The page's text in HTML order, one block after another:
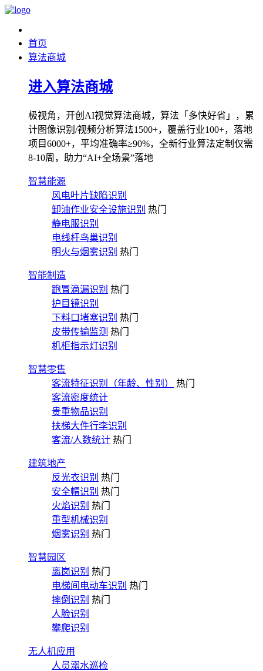
首页
算法商城
进入算法商城
极视角，开创AI视觉算法商城，算法「多快好省」，累
计图像识别/视频分析算法1500+，覆盖行业100+，落地
项目6000+，平均准确率≥90%，全新行业算法定制仅需
8-10周，助力“AI+全场景”落地
智慧能源
风电叶片缺陷识别
卸油作业安全设施识别 热门
静电服识别
电线杆鸟巢识别
明火与烟雾识别 热门
智能制造
跑冒滴漏识别 热门
护目镜识别
下料口堵塞识别 热门
皮带传输监测 热门
机柜指示灯识别
智慧零售
客流特征识别（年龄、性别）
热门
客流密度统计
贵重物品识别
扶梯大件行李识别
客流/人数统计 热门
建筑地产
反光衣识别 热门
安全帽识别 热门
火焰识别 热门
重型机械识别
烟雾识别 热门
智慧园区
离岗识别 热门
电梯间电动车识别 热门
摔倒识别 热门
人脸识别
攀爬识别
无人机应用
人员溺水巡检